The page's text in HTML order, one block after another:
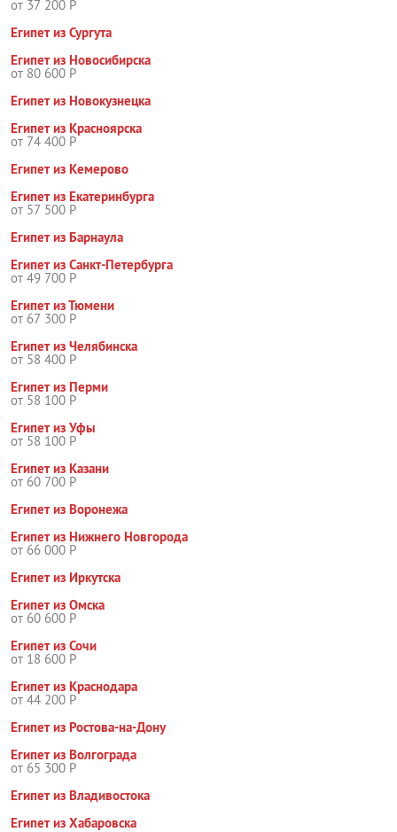
от 37 200 Р
Египет из Сургута
Египет из Новосибирска
от 80 600 Р
Египет из Новокузнецка
Египет из Красноярска
от 74 400 Р
Египет из Кемерово
Египет из Екатеринбурга
от 57 500 Р
Египет из Барнаула
Египет из Санкт-Петербурга
от 49 700 Р
Египет из Тюмени
от 67 300 Р
Египет из Челябинска
от 58 400 Р
Египет из Перми
от 58 100 Р
Египет из Уфы
от 58 100 Р
Египет из Казани
от 60 700 Р
Египет из Воронежа
Египет из Нижнего Новгорода
от 66 000 Р
Египет из Иркутска
Египет из Омска
от 60 600 Р
Египет из Сочи
от 18 600 Р
Египет из Краснодара
от 44 200 Р
Египет из Ростова-на-Дону
Египет из Волгограда
от 65 300 Р
Египет из Владивостока
Египет из Хабаровска